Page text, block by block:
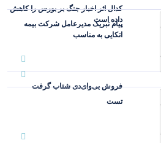
کدال اثر اخبار جنگ بر بورس را کاهش
داده است
فروش بی‌وای‌دی شتاب گرفت
پیام تبریک مدیرعامل شرکت بیمه
اتکایی به مناسب
تست